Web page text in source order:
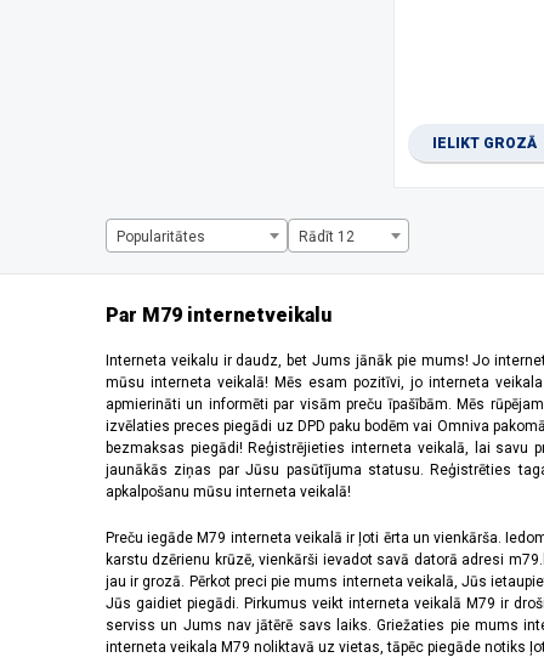
220 x 176 pikseļi
2340 x 1080 pikseļi (28)
2392 x 1080 pikseļi (2)
240 x 320 pikseļi
(6)
2408 x 1080 pikseļi (5)
2412 x 1080 pikseļi
(6)
2440 x 2240 pikseļi (2)
2448 x 1080 pikseļi
(1)
2510 x 1156 pikseļi (1)
2520 x 1080 pikseļi (4)
2556 x 1179 pikseļi (14)
2608 x 1200 pikseļi
(2)
2622 x 1206 pikseļi (3)
2640 x 1080 pikseļi (3)
2670 x 1200 pikseļi (4)
IELIKT GROZĀ
Popularitātes Rādīt 12
Par M79 internetveikalu
Interneta veikalu ir daudz, bet Jums jānāk pie mums! Jo
mūsu interneta veikalā! Mēs esam pozitīvi, jo interneta
apmierināti un informēti par visām preču īpašībām. Mēs
izvēlaties preces piegādi uz DPD paku bodēm vai Omniva
bezmaksas piegādi! Reģistrējieties interneta veikalā, lai
jaunākās ziņas par Jūsu pasūtījuma statusu. Reģistrēties
apkalpošanu mūsu interneta veikalā!
Preču iegāde M79 interneta veikalā ir ļoti ērta un vienkārša.
karstu dzērienu krūzē, vienkārši ievadot savā datorā adresi
jau ir grozā. Pērkot preci pie mums interneta veikalā, Jūs
Jūs gaidiet piegādi. Pirkumus veikt interneta veikalā M79 ir
serviss un Jums nav jātērē savs laiks. Griežaties pie mums
interneta veikala M79 noliktavā uz vietas, tāpēc piegāde notiks